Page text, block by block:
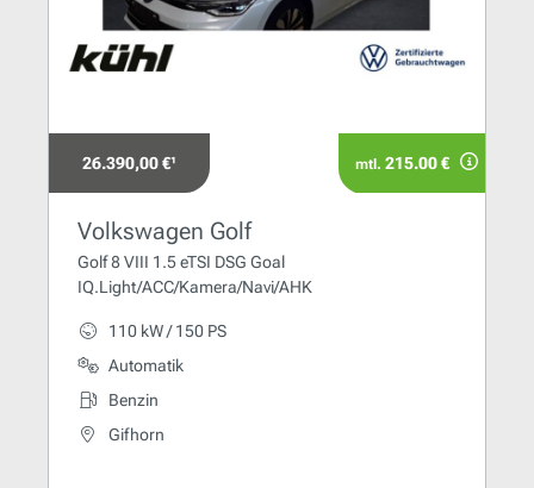
26.390,00 €¹ mtl. 215.00 €
Volkswagen Golf
Golf 8 VIII 1.5 eTSI DSG Goal
IQ.Light/ACC/Kamera/Navi/AHK
110 kW / 150 PS
Automatik
Benzin
Gifhorn